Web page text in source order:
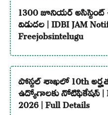
1300 జూనియర్
విడుదల | IDBI JAM
Freejobsintelugu
పోస్టల్ శాఖలో 10th
ఉద్యోగాలకు నోటిఫికేషన్ |
2026 | Full Details